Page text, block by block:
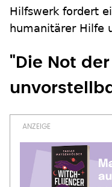
Hilfswerk fordert
humanitärer Hilfe
"Die Not